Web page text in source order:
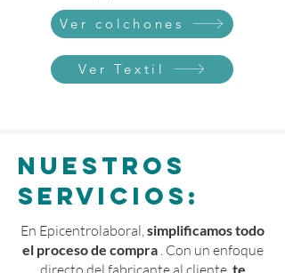
Ver colchones
Ver Textil
NUESTROS
SERVICIOS:
En Epicentrolaboral, simplificamos todo
el proceso de compra . Con un enfoque
directo del fabricante al cliente, te